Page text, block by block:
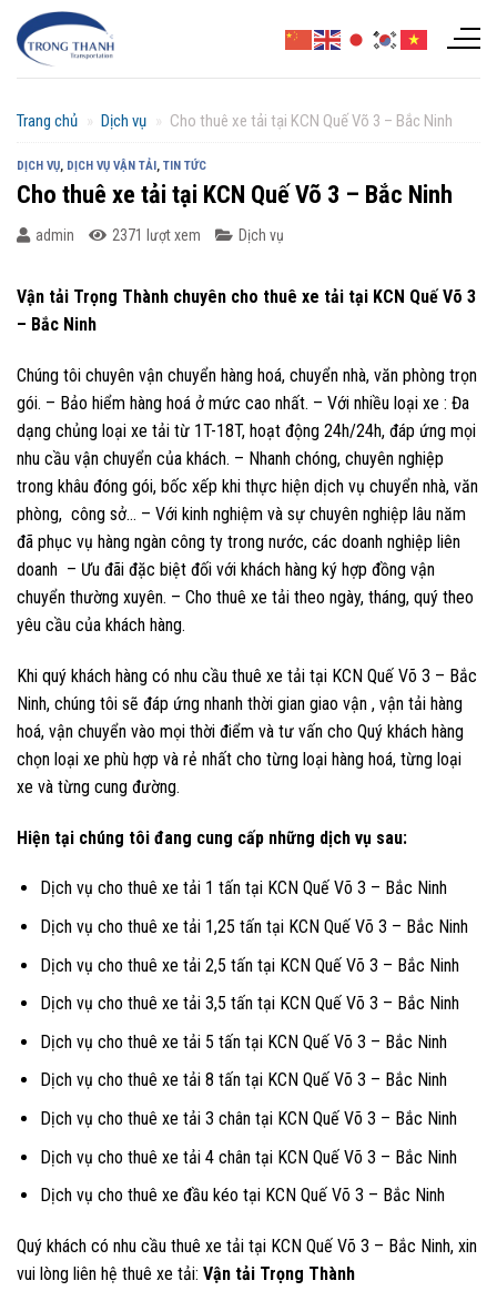
Chuyển
đến
Trang chủ » Dịch vụ » Cho thuê xe tải tại KCN Quế Võ 3 – Bắc Ninh
DỊCH VỤ, DỊCH VỤ VẬN TẢI, TIN TỨC
Cho thuê xe tải tại KCN Quế Võ 3 – Bắc Ninh
admin 2371 lượt xem Dịch vụ
Vận tải Trọng Thành chuyên cho thuê xe tải tại KCN Quế Võ 3
– Bắc Ninh
Chúng tôi chuyên vận chuyển hàng hoá, chuyển nhà, văn phòng trọn
gói. – Bảo hiểm hàng hoá ở mức cao nhất. – Với nhiều loại xe : Đa
dạng chủng loại xe tải từ 1T-18T, hoạt động 24h/24h, đáp ứng mọi
nhu cầu vận chuyển của khách. – Nhanh chóng, chuyên nghiệp
trong khâu đóng gói, bốc xếp khi thực hiện dịch vụ chuyển nhà, văn
phòng, công sở… – Với kinh nghiệm và sự chuyên nghiệp lâu năm
đã phục vụ hàng ngàn công ty trong nước, các doanh nghiệp liên
doanh – Ưu đãi đặc biệt đối với khách hàng ký hợp đồng vận
chuyển thường xuyên. – Cho thuê xe tải theo ngày, tháng, quý theo
yêu cầu của khách hàng.
Khi quý khách hàng có nhu cầu thuê xe tải tại KCN Quế Võ 3 – Bắc
Ninh, chúng tôi sẽ đáp ứng nhanh thời gian giao vận , vận tải hàng
hoá, vận chuyển vào mọi thời điểm và tư vấn cho Quý khách hàng
chọn loại xe phù hợp và rẻ nhất cho từng loại hàng hoá, từng loại
xe và từng cung đường.
Hiện tại chúng tôi đang cung cấp những dịch vụ sau:
Dịch vụ cho thuê xe tải 1 tấn tại KCN Quế Võ 3 – Bắc Ninh
Dịch vụ cho thuê xe tải 1,25 tấn tại KCN Quế Võ 3 – Bắc Ninh
Dịch vụ cho thuê xe tải 2,5 tấn tại KCN Quế Võ 3 – Bắc Ninh
Dịch vụ cho thuê xe tải 3,5 tấn tại KCN Quế Võ 3 – Bắc Ninh
Dịch vụ cho thuê xe tải 5 tấn tại KCN Quế Võ 3 – Bắc Ninh
Dịch vụ cho thuê xe tải 8 tấn tại KCN Quế Võ 3 – Bắc Ninh
Dịch vụ cho thuê xe tải 3 chân tại KCN Quế Võ 3 – Bắc Ninh
Dịch vụ cho thuê xe tải 4 chân tại KCN Quế Võ 3 – Bắc Ninh
Dịch vụ cho thuê xe đầu kéo tại KCN Quế Võ 3 – Bắc Ninh
Quý khách có nhu cầu thuê xe tải tại KCN Quế Võ 3 – Bắc Ninh, xin
vui lòng liên hệ thuê xe tải: Vận tải Trọng Thành